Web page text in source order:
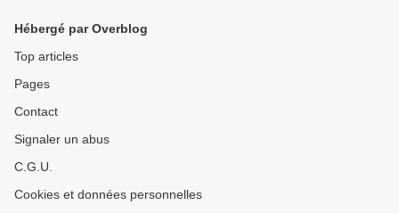
Hébergé par Overblog
Top articles
Pages
Contact
Signaler un abus
C.G.U.
Cookies et données personnelles